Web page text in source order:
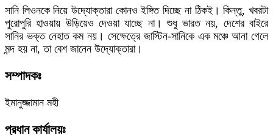
সানি লিওনকে নিয়ে উদ্যোক্তারা কোনও ইঙ্গিত দিচ্ছে না ঠিকই। কিন্তু, খবরটা
পুরোপুরি হাওয়ায় উড়িয়েও দেওয়া যাচ্ছে না। শুধু ভারত নয়, দেশের বাইরে
সানির ভক্ত নেহাত কম নয়। সেক্ষেত্রে জাস্টিন-সানিকে এক মঞ্চে আনা গেলে
মন্দ হয় না, তা বেশ জানেন উদ্যোক্তারা।
সম্পাদকঃ
ইমানুজ্জামান মহী
প্রধান কার্যালয়ঃ